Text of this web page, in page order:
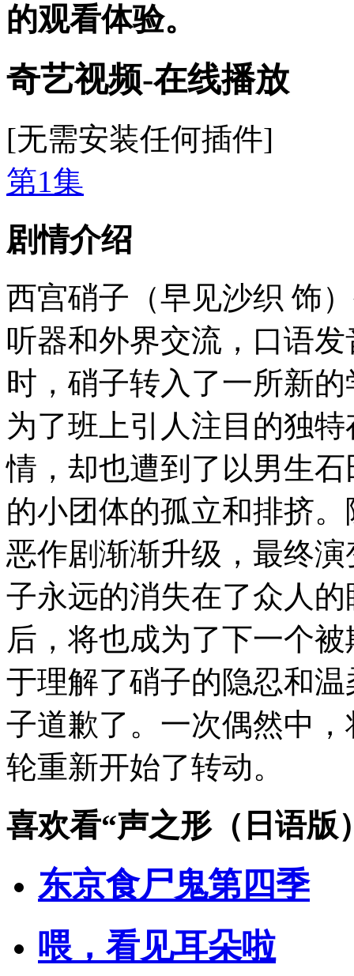
的观看体验。
奇艺视频-在线播放
[无需安装任何插件]
第1集
剧情介绍
西宫硝子（早见沙织 饰
听器和外界交流，口语
时，硝子转入了一所新
为了班上引人注目的独
情，却也遭到了以男生
的小团体的孤立和排挤
恶作剧渐渐升级，最终
子永远的消失在了众人
后，将也成为了下一个
于理解了硝子的隐忍和
子道歉了。一次偶然中
轮重新开始了转动。
喜欢看“声之形（日语版
东京食尸鬼第四季
喂，看见耳朵啦